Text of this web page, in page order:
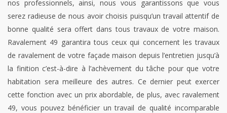
nos professionnels, ainsi, nous vous garantissons que vous
serez radieuse de nous avoir choisis puisqu’un travail attentif de
bonne qualité sera offert dans tous travaux de votre maison.
Ravalement 49 garantira tous ceux qui concernent les travaux
de ravalement de votre façade maison depuis l’entretien jusqu’à
la finition c’est-à-dire à l’achèvement du tâche pour que votre
habitation sera meilleure des autres. Ce dernier peut exercer
cette fonction avec un prix abordable, de plus, avec ravalement
49, vous pouvez bénéficier un travail de qualité incomparable